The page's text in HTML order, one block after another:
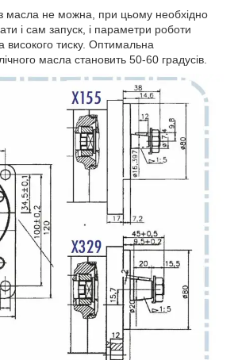
масла не можна, при цьому необхідно
і сам запуск, і параметри роботи
високого тиску. Оптимальна
масла становить 50-60 градусів.